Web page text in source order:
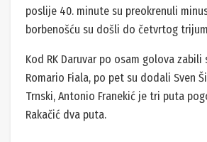
poslije 40. minute su preokrenuli
borbenošću su došli do četvrtog
Kod RK Daruvar po osam golova zabili
Romario Fiala, po pet su dodali Sven
Trnski, Antonio Franekić je tri puta
Rakačić dva puta.